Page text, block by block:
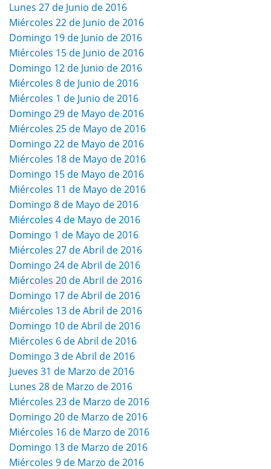
Lunes 27 de Junio de 2016
Miércoles 22 de Junio de 2016
Domingo 19 de Junio de 2016
Miércoles 15 de Junio de 2016
Domingo 12 de Junio de 2016
Miércoles 8 de Junio de 2016
Miércoles 1 de Junio de 2016
Domingo 29 de Mayo de 2016
Miércoles 25 de Mayo de 2016
Domingo 22 de Mayo de 2016
Miércoles 18 de Mayo de 2016
Domingo 15 de Mayo de 2016
Miércoles 11 de Mayo de 2016
Domingo 8 de Mayo de 2016
Miércoles 4 de Mayo de 2016
Domingo 1 de Mayo de 2016
Miércoles 27 de Abril de 2016
Domingo 24 de Abril de 2016
Miércoles 20 de Abril de 2016
Domingo 17 de Abril de 2016
Miércoles 13 de Abril de 2016
Domingo 10 de Abril de 2016
Miércoles 6 de Abril de 2016
Domingo 3 de Abril de 2016
Jueves 31 de Marzo de 2016
Lunes 28 de Marzo de 2016
Miércoles 23 de Marzo de 2016
Domingo 20 de Marzo de 2016
Miércoles 16 de Marzo de 2016
Domingo 13 de Marzo de 2016
Miércoles 9 de Marzo de 2016